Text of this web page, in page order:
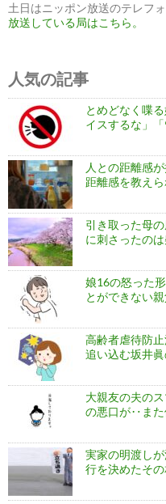
土日はニッポン放送のテレフ
放送している局はこちら。
人気の記事
とめどなく喋
イスするな」「
人との距離感
距離感を教え
引き取った母
に刺さったの
娘16の怒った
とができない
高齢者虐待防
追い込む坂井
大親友の夫の
の悪口が‥また
実家の明渡し
行を決めたそ